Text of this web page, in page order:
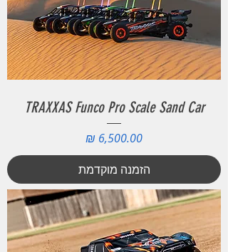
TRAXXAS Funco Pro Scale Sand Car
מחיר
הזמנה מוקדמת